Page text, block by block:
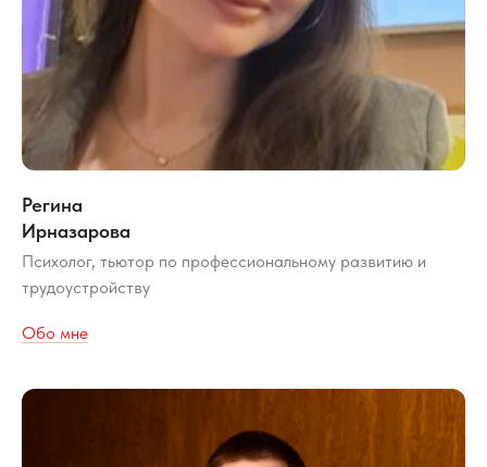
Регина
Ирназарова
Психолог, тьютор по профессиональному развитию и
трудоустройству
Обо мне